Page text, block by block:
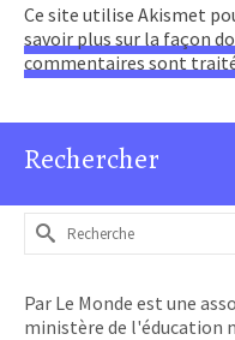
Ce site utilise Akismet
savoir plus sur la façon
commentaires sont
Rechercher
Rechercher :
Par Le Monde est une
ministère de l'éducation